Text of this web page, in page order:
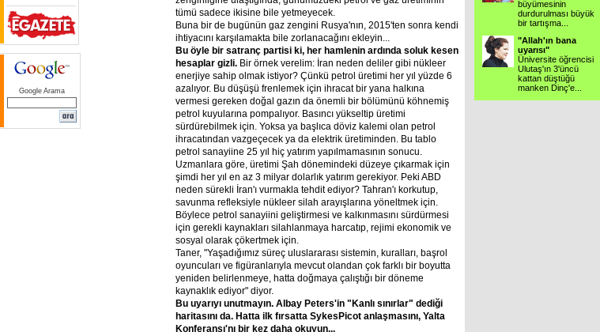
Google Arama
tümü sadece ikisine bile yetmeyecek.
Buna bir de bugünün gaz zengini Rusya'nın, 2015'ten sonra kendi
ihtiyacını karşılamakta bile zorlanacağını ekleyin...
Bu öyle bir satranç partisi ki, her hamlenin ardında soluk kesen
hesaplar gizli. Bir örnek verelim: İran neden deliler gibi nükleer
enerjiye sahip olmak istiyor? Çünkü petrol üretimi her yıl yüzde 6
azalıyor. Bu düşüşü frenlemek için ihracat bir yana halkına
vermesi gereken doğal gazın da önemli bir bölümünü köhnemiş
petrol kuyularına pompalıyor. Basıncı yükseltip üretimi
sürdürebilmek için. Yoksa ya başlıca döviz kalemi olan petrol
ihracatından vazgeçecek ya da elektrik üretiminden. Bu tablo
petrol sanayiine 25 yıl hiç yatırım yapılmamasının sonucu.
Uzmanlara göre, üretimi Şah dönemindeki düzeye çıkarmak için
şimdi her yıl en az 3 milyar dolarlık yatırım gerekiyor. Peki ABD
neden sürekli İran'ı vurmakla tehdit ediyor? Tahran'ı korkutup,
savunma refleksiyle nükleer silah arayışlarına yöneltmek için.
Böylece petrol sanayiini geliştirmesi ve kalkınmasını sürdürmesi
için gerekli kaynakları silahlanmaya harcatıp, rejimi ekonomik ve
sosyal olarak çökertmek için.
Taner, "Yaşadığımız süreç uluslararası sistemin, kuralları, başrol
oyuncuları ve figüranlarıyla mevcut olandan çok farklı bir boyutta
yeniden belirlenmeye, hatta doğmaya çalıştığı bir döneme
kaynaklık ediyor" diyor.
Bu uyarıyı unutmayın. Albay Peters'in "Kanlı sınırlar" dediği
haritasını da. Hatta ilk fırsatta SykesPicot anlaşmasını, Yalta
Konferansı'nı bir kez daha okuyun...
büyümesinin
durdurulması büyük
bir tartışma...
"Allah'ın bana
uyarısı"
Üniversite öğrencisi
Ulutaş'ın 3'üncü
kattan düştüğü
manken Dinç'e...